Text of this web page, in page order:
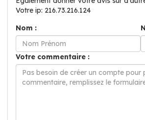
Votre ip: 216.73.216.124
Nom :
Votre commentaire :